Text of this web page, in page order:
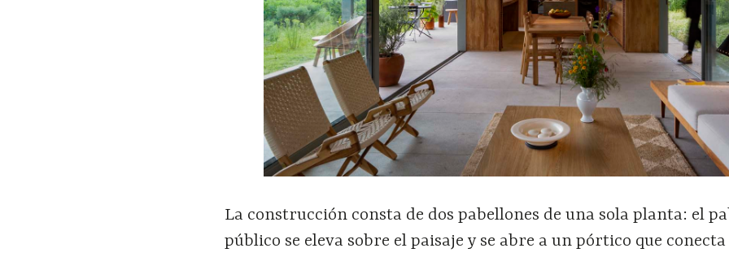
La construcción consta de dos pabellones de una sola planta: el
público se eleva sobre el paisaje y se abre a un pórtico que